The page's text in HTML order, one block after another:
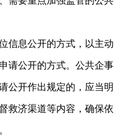
信息公开的方式，以主动
请公开的方式。公共企事
公开作出规定的，应当明
救济渠道等内容，确保依